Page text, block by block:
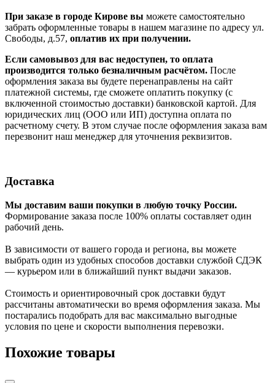
При заказе в городе Кирове вы можете самостоятельно
забрать оформленные товары в нашем магазине по адресу ул.
Свободы, д.57, оплатив их при получении.
Если самовывоз для вас недоступен, то оплата
производится только безналичным расчётом. После
оформления заказа вы будете перенаправлены на сайт
платежной системы, где сможете оплатить покупку (с
включенной стоимостью доставки) банковской картой. Для
юридических лиц (ООО или ИП) доступна оплата по
расчетному счету. В этом случае после оформления заказа вам
перезвонит наш менеджер для уточнения реквизитов.
Доставка
Мы доставим ваши покупки в любую точку России.
Формирование заказа после 100% оплаты составляет один
рабочий день.
В зависимости от вашего города и региона, вы можете
выбрать один из удобных способов доставки службой СДЭК
— курьером или в ближайший пункт выдачи заказов.
Стоимость и ориентировочный срок доставки будут
рассчитаны автоматически во время оформления заказа. Мы
постарались подобрать для вас максимально выгодные
условия по цене и скорости выполнения перевозки.
Похожие товары